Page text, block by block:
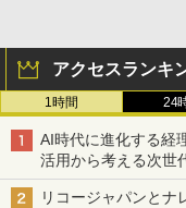
アクセスランキ
1時間 24
AI時代に進化する経
活用から考える次世
リコージャパンとナ